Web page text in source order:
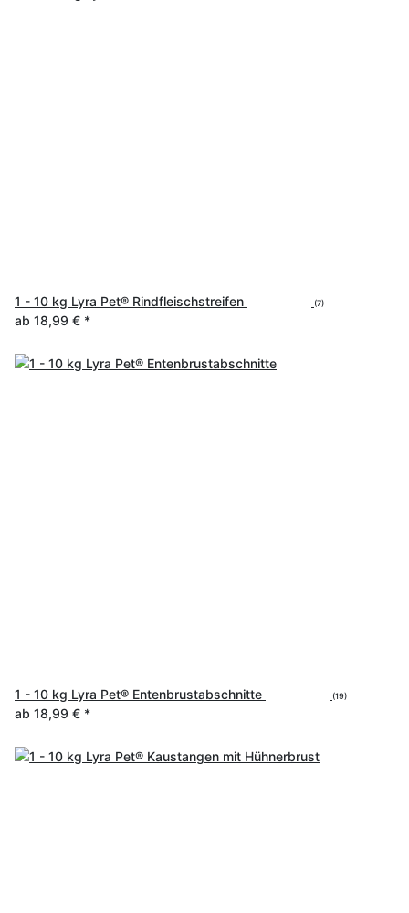
1 - 10 kg Lyra Pet® Rindfleischstreifen (7)
ab 18,99 € *
1 - 10 kg Lyra Pet® Entenbrustabschnitte (19)
ab 18,99 € *